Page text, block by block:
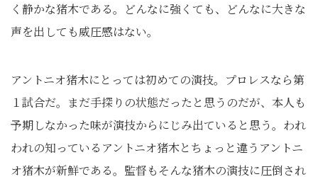
く静かな猪木である。どんなに強くても、どんなに大きな
声を出しても威圧感はない。
アントニオ猪木にとっては初めての演技。プロレスなら第
１試合だ。まだ手探りの状態だったと思うのだが、本人も
予期しなかった味が演技からにじみ出ていると思う。われ
われの知っているアントニオ猪木とちょっと違うアントニ
オ猪木が新鮮である。監督もそんな猪木の演技に圧倒され